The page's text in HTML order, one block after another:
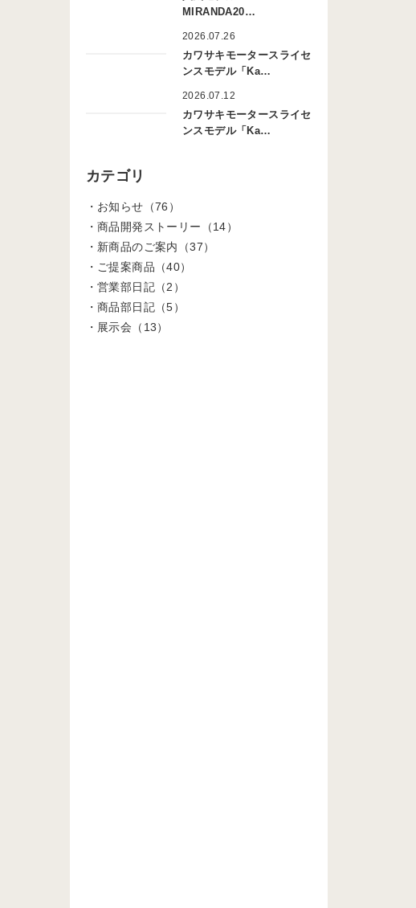
MIRANDA20…
2026.07.26
カワサキモータースライセ
ンスモデル「Ka…
2026.07.12
カワサキモータースライセ
ンスモデル「Ka…
カテゴリ
お知らせ（76）
商品開発ストーリー（14）
新商品のご案内（37）
ご提案商品（40）
営業部日記（2）
商品部日記（5）
展示会（13）